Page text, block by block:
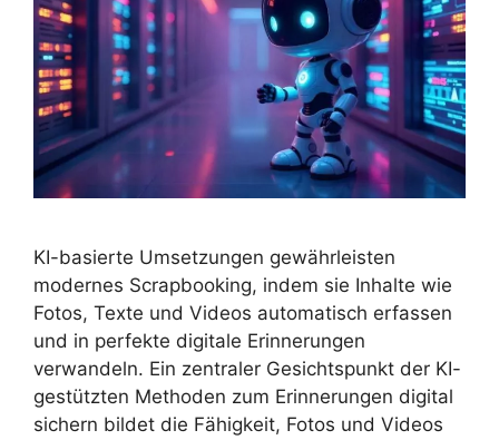
KI-basierte Umsetzungen gewährleisten
modernes Scrapbooking, indem sie Inhalte wie
Fotos, Texte und Videos automatisch erfassen
und in perfekte digitale Erinnerungen
verwandeln. Ein zentraler Gesichtspunkt der KI-
gestützten Methoden zum Erinnerungen digital
sichern bildet die Fähigkeit, Fotos und Videos